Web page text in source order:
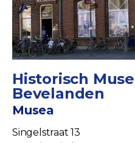
Historisch
Bevelanden
Musea
Singelstraat 13